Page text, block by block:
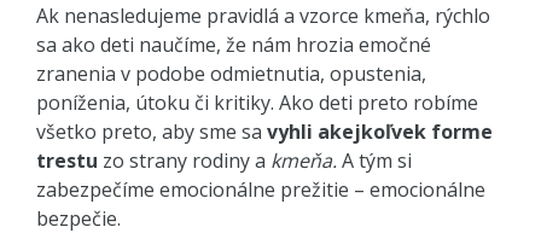
Ak nenasledujeme pravidlá a vzorce kmeňa, rýchlo
sa ako deti naučíme, že nám hrozia emočné
zranenia v podobe odmietnutia, opustenia,
poníženia, útoku či kritiky. Ako deti preto robíme
všetko preto, aby sme sa vyhli akejkoľvek forme
trestu zo strany rodiny a kmeňa.A tým si
zabezpečíme emocionálne prežitie – emocionálne
bezpečie.